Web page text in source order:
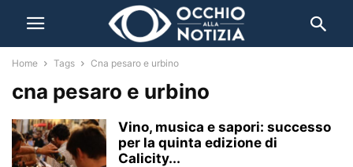
Home Tags Cna pesaro e urbino
cna pesaro e urbino
Vino, musica e sapori: successo
per la quinta edizione di
Calicity...